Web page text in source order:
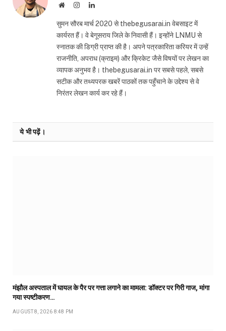
WebsiteInstagramLinkedIn
सुमन सौरब मार्च 2020 से thebegusarai.in वेबसाइट में
कार्यरत हैं। वे बेगूसराय जिले के निवासी हैं। इन्होंने LNMU से
स्नातक की डिग्री प्राप्त की है। अपने पत्रकारिता करियर में उन्हें
राजनीति, अपराध (क्राइम) और क्रिकेट जैसे विषयों पर लेखन का
व्यापक अनुभव है। thebegusarai.in पर सबसे पहले, सबसे
सटीक और तथ्यपरक खबरें पाठकों तक पहुँचाने के उद्देश्य से वे
निरंतर लेखन कार्य कर रहे हैं।
ये भी पढ़ें।
मंझौल अस्पताल में घायल के पैर पर गत्ता लगाने का मामला: डॉक्टर पर गिरी गाज, मांगा
गया स्पष्टीकरण…
AUGUST 8, 2026 8:48 PM